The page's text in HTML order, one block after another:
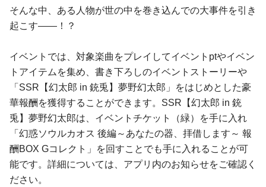
そんな中、ある人物が世の中を巻き込んでの大事件を引き
起こす――！？
イベントでは、対象楽曲をプレイしてイベントptやイベン
トアイテムを集め、書き下ろしのイベントストーリーや
「SSR【幻太郎 in 銃兎】夢野幻太郎」をはじめとした豪
華報酬を獲得することができます。SSR【幻太郎 in 銃
兎】夢野幻太郎は、イベントチケット（緑）を手に入れ
「幻惑ソウルカオス 後編～あなたの器、拝借します～ 報
酬BOX Gコレクト」を回すことでも手に入れることが可
能です。詳細については、アプリ内のお知らせをご確認く
ださい。